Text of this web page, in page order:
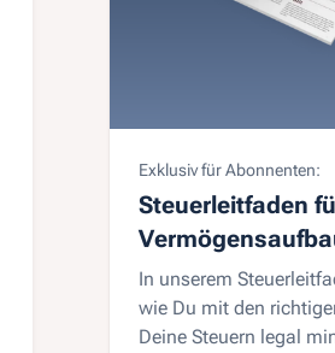
Exklusiv für Abonnenten:
Steuerleitfaden
In unserem
wie Du mit den
Deine Steuern legal